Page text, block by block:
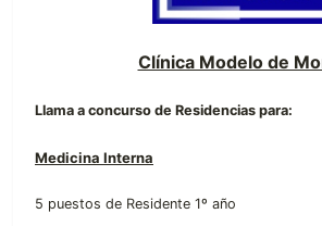
Clínica Modelo de
Llama a concurso de Residencias para:
Medicina Interna
5 puestos de Residente 1º año